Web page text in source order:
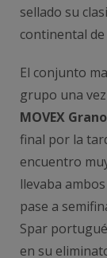
sellado su
continental de
El conjunto
grupo una
MOVEX
final por la
encuentro
llevaba
pase a
Spar
en su